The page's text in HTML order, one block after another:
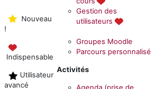
Nouveau
!
Indispensable
Utilisateur
avancé
Gestion des
utilisateurs
Groupes Moodle
Parcours personnalisé
Activités